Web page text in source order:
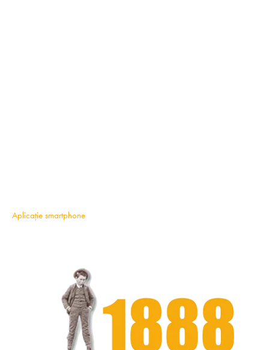
Aplicație smartphone